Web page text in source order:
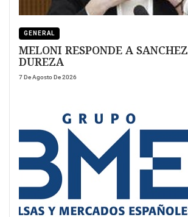
GENERAL
MELONI RESPONDE A SANCHEZ CON
DUREZA
7 De Agosto De 2026